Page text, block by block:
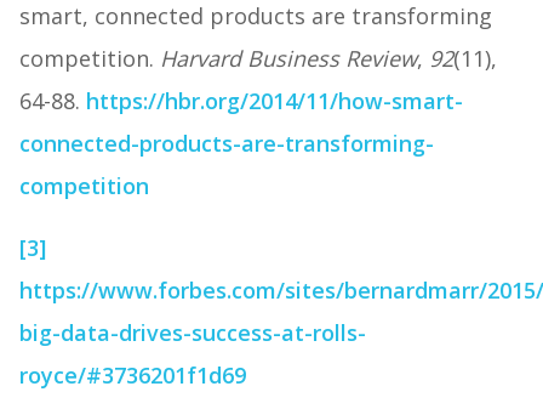
smart, connected products are transforming
competition. Harvard Business Review, 92(11),
64-88. https://hbr.org/2014/11/how-smart-
connected-products-are-transforming-
competition
[3]
https://www.forbes.com/sites/bernardmarr/
big-data-drives-success-at-rolls-
royce/#3736201f1d69